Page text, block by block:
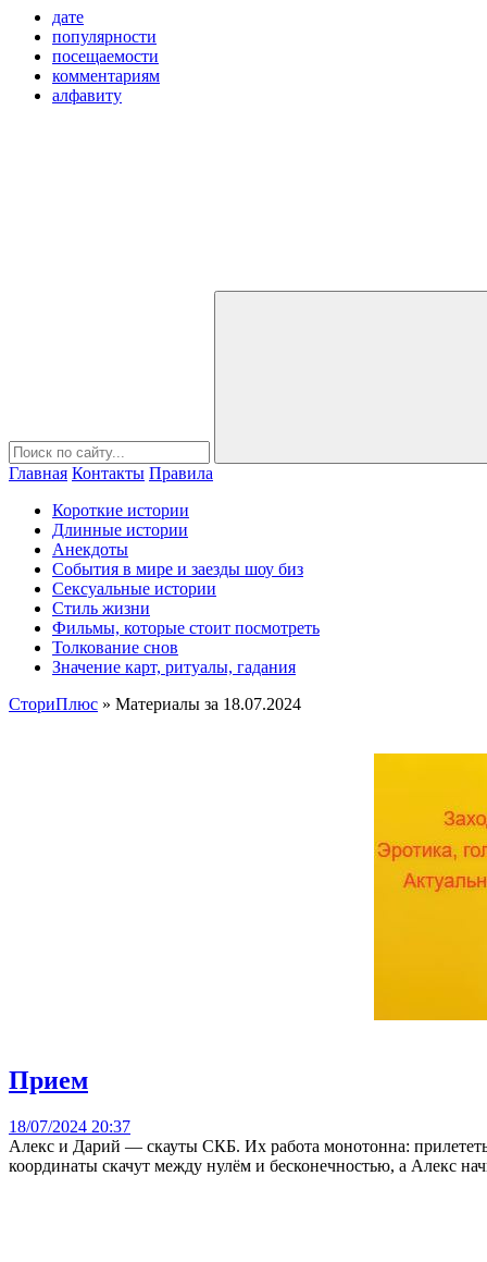
дате
популярности
посещаемости
комментариям
алфавиту
Главная Контакты Правила
Короткие истории
Длинные истории
Анекдоты
События в мире и заезды шоу биз
Сексуальные истории
Стиль жизни
Фильмы, которые стоит посмотреть
Толкование снов
Значение карт, ритуалы, гадания
СториПлюс » Материалы за 18.07.2024
Прием
18/07/2024 20:37
Алекс и Дарий — скауты СКБ. Их работа монотонна: прилететь
координаты скачут между нулём и бесконечностью, а Алекс